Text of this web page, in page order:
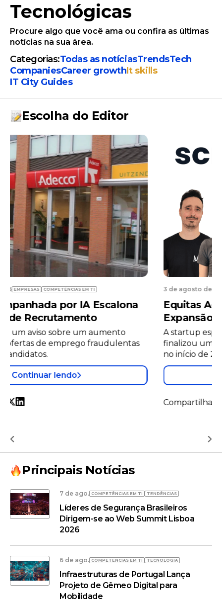
Tecnológicas
Procure algo que você ama ou confira as últimas
notícias na sua área.
Categorias:Todas as notíciasTrendsTech
CompaniesСareer growthIt skills
IT City Guides
Escolha do Editor
3 de agosto de 2026 EMPRESAS
Equitas Adquire Screenloop na
Expansão de Tecnologia de RH de 2026
A startup espanhola de tecnologia de RH, Equitas,
finalizou um acordo de aquisição da Screenloop
no início de 2026.
Continuar lendo
Compartilhar
Principais Notícias
7 de ago. COMPETÊNCIAS EM TI TENDÊNCIAS
Líderes de Segurança Brasileiros
Dirigem-se ao Web Summit Lisboa
2026
6 de ago. COMPETÊNCIAS EM TI TECNOLOGIA
Infraestruturas de Portugal Lança
Projeto de Gêmeo Digital para
Mobilidade